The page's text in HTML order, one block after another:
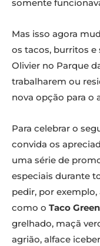
somente
Mas isso agora
os tacos, burritos e
Olivier no Parque
trabalharem ou
nova opção para o
Para celebrar o
convida os
uma série de
especiais durante
pedir, por
como o Taco
grelhado, maçã
agrião, alface